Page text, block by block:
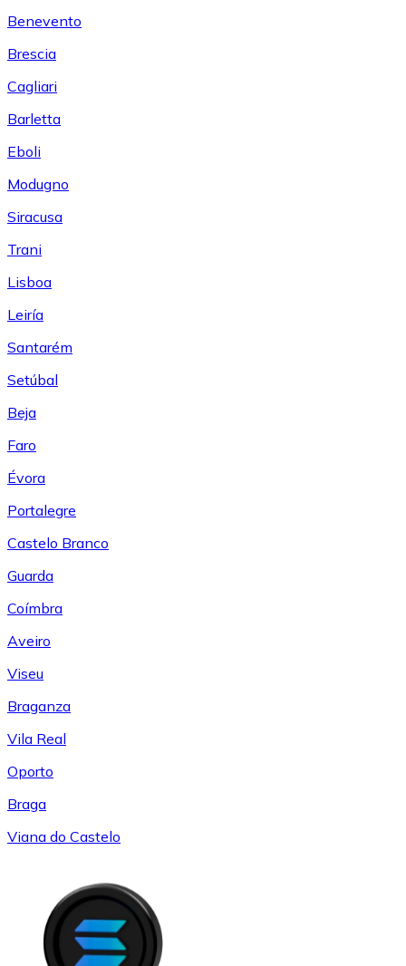
Benevento
Brescia
Cagliari
Barletta
Eboli
Modugno
Siracusa
Trani
Lisboa
Leiría
Santarém
Setúbal
Beja
Faro
Évora
Portalegre
Castelo Branco
Guarda
Coímbra
Aveiro
Viseu
Braganza
Vila Real
Oporto
Braga
Viana do Castelo